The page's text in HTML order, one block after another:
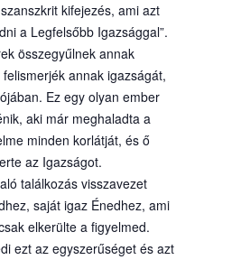
kifejezés, ami azt
a Legfelsőbb Igazsággal”.
összegyűlnek annak
annak igazságát,
Ez egy olyan ember
aki már meghaladta a
minden korlátját, és ő
az Igazságot.
találkozás visszavezet
saját igaz Énedhez, ami
elkerülte a figyelmed.
ezt az egyszerűséget és azt